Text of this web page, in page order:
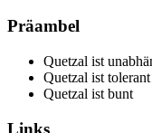
Präambel
Quetzal ist
Quetzal ist tolerant
Quetzal ist bunt
Links